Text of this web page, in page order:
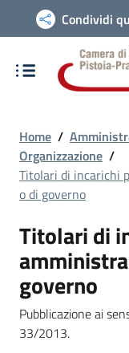
Vai alla navigazione del
Condividi
Home /
Organizzazione /
Titolari di incarichi
o di governo
Titolari di
governo
Pubblicazione ai
33/2013.